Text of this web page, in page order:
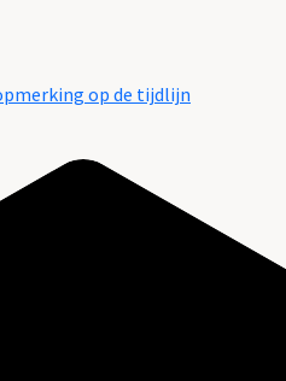
op de tijdlijn